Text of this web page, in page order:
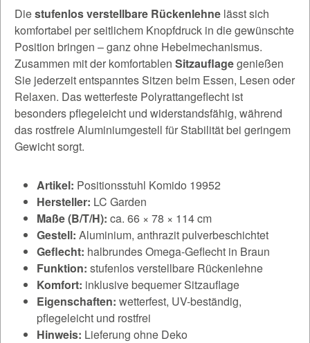
Diestufenlos verstellbare Rückenlehne lässt sich
komfortabel per seitlichem Knopfdruck in die gewünschte
Position bringen – ganz ohne Hebelmechanismus.
Zusammen mit der komfortablen Sitzauflagegenießen
Sie jederzeit entspanntes Sitzen beim Essen, Lesen oder
Relaxen. Das wetterfeste Polyrattangeflecht ist
besonders pflegeleicht und widerstandsfähig, während
das rostfreie Aluminiumgestell für Stabilität bei geringem
Gewicht sorgt.
Artikel: Positionsstuhl Komido 19952
Hersteller: LC Garden
Maße (B/T/H): ca. 66 × 78 × 114 cm
Gestell: Aluminium, anthrazit pulverbeschichtet
Geflecht: halbrundes Omega-Geflecht in Braun
Funktion: stufenlos verstellbare Rückenlehne
Komfort: inklusive bequemer Sitzauflage
Eigenschaften: wetterfest, UV-beständig,
pflegeleicht und rostfrei
Hinweis: Lieferung ohne Deko